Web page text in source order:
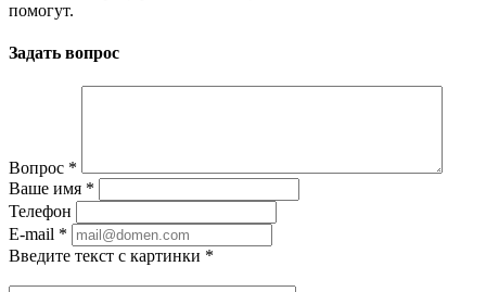
помогут.
Задать вопрос
Вопрос *
Ваше имя *
Телефон
E-mail *
Введите текст с картинки *